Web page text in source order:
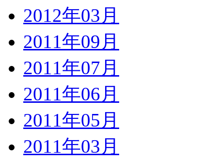
2012年03月
2011年09月
2011年07月
2011年06月
2011年05月
2011年03月